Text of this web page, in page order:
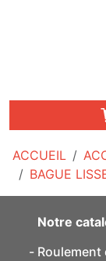
ACCUEIL
BAGUE
Notre
Roulement